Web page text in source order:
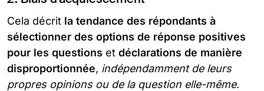
Cela décrit la tendance des répondants à
sélectionner des options de réponse positives
pour les questions et déclarations de manière
disproportionnée, indépendamment de leurs
propres opinions ou de la question elle-même.